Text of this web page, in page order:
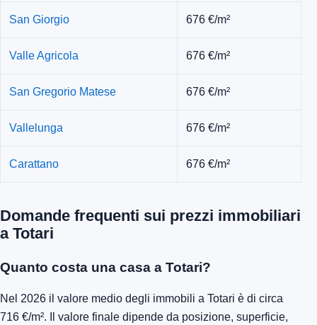
San Giorgio 676 €/m²
Valle Agricola 676 €/m²
San Gregorio Matese 676 €/m²
Vallelunga 676 €/m²
Carattano 676 €/m²
Domande frequenti sui prezzi immobiliari
a Totari
Quanto costa una casa a Totari?
Nel 2026 il valore medio degli immobili a Totari è di circa
716 €/m². Il valore finale dipende da posizione, superficie,